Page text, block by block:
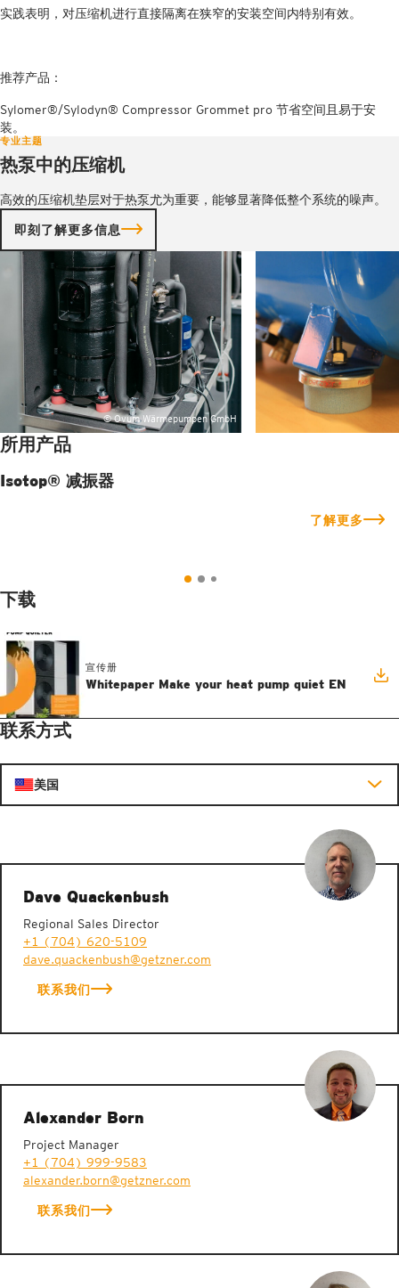
实践表明，对压缩机进行直接隔离在狭窄的安装空间内特别有效。
推荐产品：
Sylomer®/Sylodyn® Compressor Grommet pro 节省空间且易于安
装。
专业主题
热泵中的压缩机
高效的压缩机垫层对于热泵尤为重要，能够显著降低整个系统的噪声。
即刻了解更多信息
© Ovum Wärmepumpen GmbH
所用产品
Isotop® 减振器
了解更多
下载
宣传册
Whitepaper Make your heat pump quiet EN
联系方式
美国
Dave Quackenbush
Regional Sales Director
+1 (704) 620-5109
dave.quackenbush@getzner.com
联系我们
Alexander Born
Project Manager
+1 (704) 999-9583
alexander.born@getzner.com
联系我们